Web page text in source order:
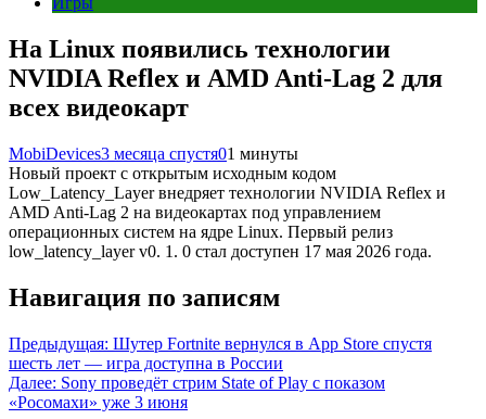
На Linux появились технологии
NVIDIA Reflex и AMD Anti-Lag 2 для
всех видеокарт
MobiDevices3 месяца спустя01 минуты
Новый проект с открытым исходным кодом
Low_Latency_Layer внедряет технологии NVIDIA Reflex и
AMD Anti-Lag 2 на видеокартах под управлением
операционных систем на ядре Linux. Первый релиз
low_latency_layer v0. 1. 0 стал доступен 17 мая 2026 года.
Навигация по записям
Предыдущая: Шутер Fortnite вернулся в App Store спустя
шесть лет — игра доступна в России
Далее: Sony проведёт стрим State of Play с показом
«Росомахи» уже 3 июня